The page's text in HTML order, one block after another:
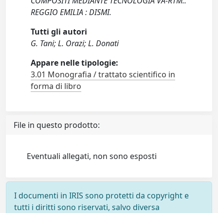
REGGIO EMILIA : DISMI.
Tutti gli autori
G. Tani; L. Orazi; L. Donati
Appare nelle tipologie:
3.01 Monografia / trattato scientifico in
forma di libro
File in questo prodotto:
Eventuali allegati, non sono esposti
I documenti in IRIS sono protetti da copyright e
tutti i diritti sono riservati, salvo diversa